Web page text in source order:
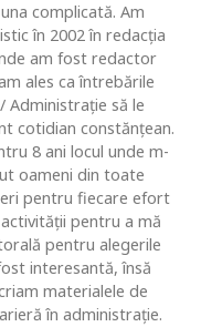
complicată. Am
în 2002 în redacția
am fost redactor
ales ca întrebările
Administrație să le
cotidian constănțean.
8 ani locul unde m-
oameni din toate
pentru fiecare efort
pentru a mă
pentru alegerile
interesantă, însă
materialele de
în administrație.